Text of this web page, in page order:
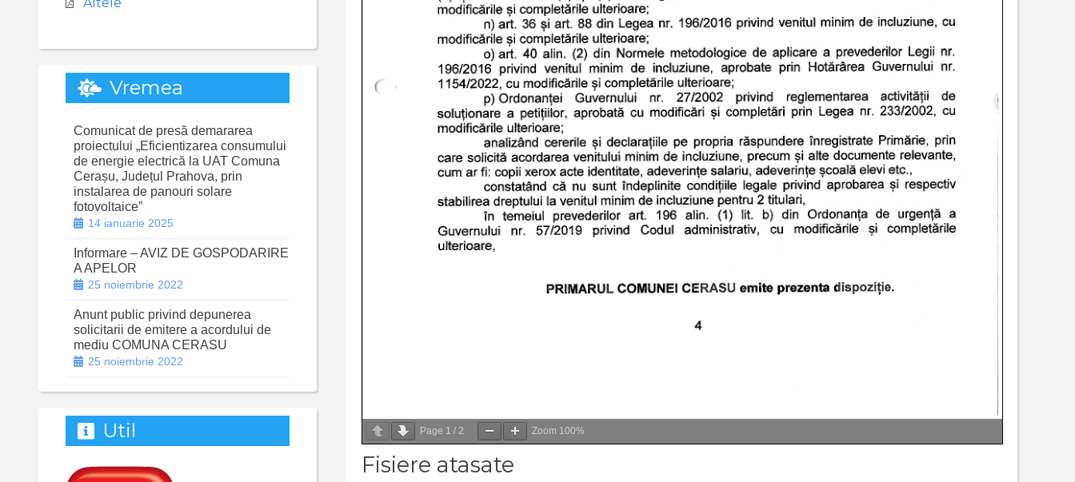
Page 1 / 2 Zoom 100%
Fisiere atasate
Vremea
Comunicat de presă demararea
proiectului „Eficientizarea consumului
de energie electrică la UAT Comuna
Cerașu, Județul Prahova, prin
instalarea de panouri solare
fotovoltaice”
14 ianuarie 2025
Informare – AVIZ DE GOSPODARIRE
A APELOR
25 noiembrie 2022
Anunt public privind depunerea
solicitarii de emitere a acordului de
mediu COMUNA CERASU
25 noiembrie 2022
Util